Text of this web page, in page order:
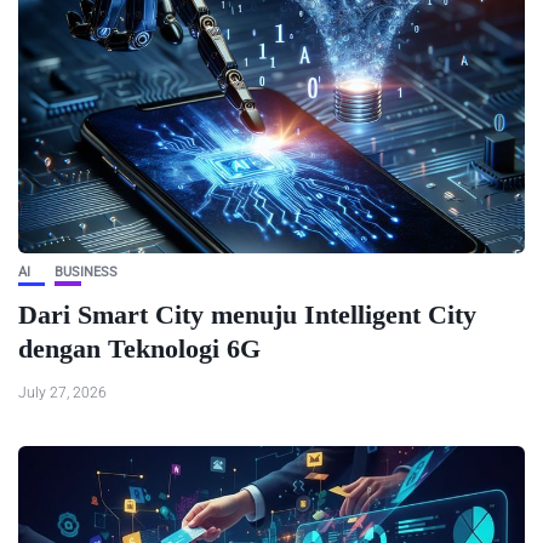
AI BUSINESS
Dari Smart City menuju Intelligent City
dengan Teknologi 6G
July 27, 2026